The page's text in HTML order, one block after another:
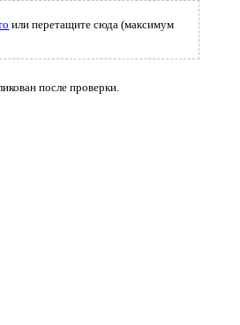
или перетащите сюда (максимум
после проверки.